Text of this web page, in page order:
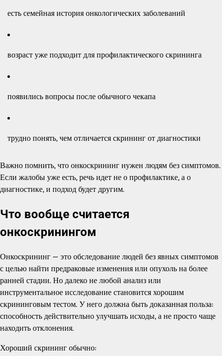
есть семейная история онкологических заболеваний
возраст уже подходит для профилактического скрининга
появились вопросы после обычного чекапа
трудно понять, чем отличается скрининг от диагностики
Важно помнить, что онкоскрининг нужен людям без симптомов.
Если жалобы уже есть, речь идет не о профилактике, а о
диагностике, и подход будет другим.
Что вообще считается
онкоскринингом
Онкоскрининг — это обследование людей без явных симптомов
с целью найти предраковые изменения или опухоль на более
ранней стадии. Но далеко не любой анализ или
инструментальное исследование становится хорошим
скрининговым тестом. У него должна быть доказанная польза:
способность действительно улучшать исходы, а не просто чаще
находить отклонения.
Хороший скрининг обычно: